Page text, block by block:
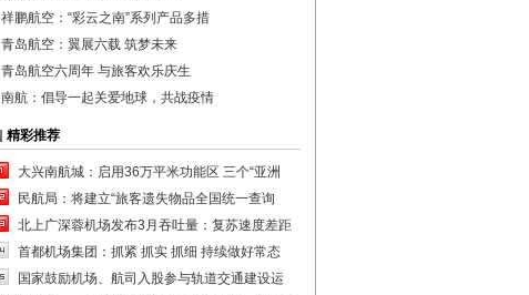
祥鹏航空：“彩云之南”系列产品多措
青岛航空：翼展六载 筑梦未来
青岛航空六周年 与旅客欢乐庆生
南航：倡导一起关爱地球，共战疫情
精彩推荐
大兴南航城：启用36万平米功能区 三个“亚洲
民航局：将建立“旅客遗失物品全国统一查询
北上广深蓉机场发布3月吞吐量：复苏速度差距
首都机场集团：抓紧 抓实 抓细 持续做好常态
国家鼓励机场、航司入股参与轨道交通建设运